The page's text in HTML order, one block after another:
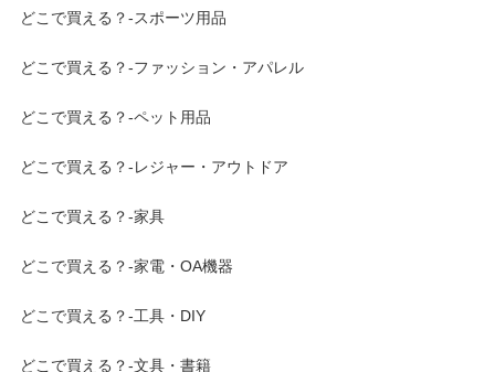
どこで買える？-スポーツ用品
どこで買える？-ファッション・アパレル
どこで買える？-ペット用品
どこで買える？-レジャー・アウトドア
どこで買える？-家具
どこで買える？-家電・OA機器
どこで買える？-工具・DIY
どこで買える？-文具・書籍